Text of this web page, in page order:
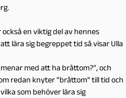
också en viktig del av hennes
lära sig begreppet tid så visar Ulla
med att ha bråttom?”, och
redan knyter ”bråttom” till tid och
som behöver lära sig